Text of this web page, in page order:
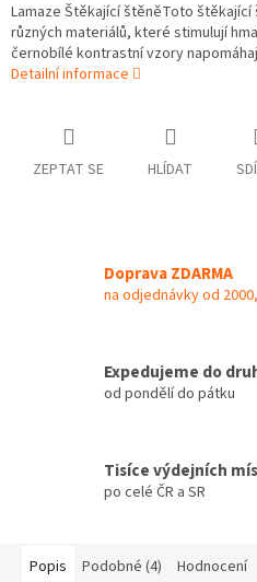
Lamaze Štěkající štěněToto
různých materiálů, které stimulují
černobílé kontrastní vzory
Detailní informace
ZEPTAT SE HLÍDAT
Doprava ZDARMA
na odjednávky od
Expedujeme do
od pondělí do pátku
Tisíce výdejních
po celé ČR a SR
Popis Podobné (4) Hodnocení